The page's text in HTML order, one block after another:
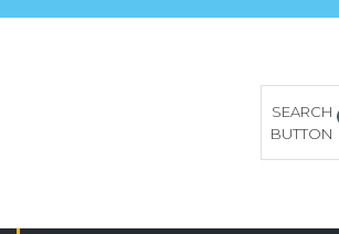
SEARCH
BUTTON